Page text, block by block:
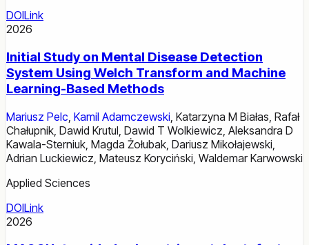
DOILink
2026
Initial Study on Mental Disease Detection
System Using Welch Transform and Machine
Learning-Based Methods
Mariusz Pelc Kamil Adamczewski Katarzyna M Białas Rafał
Chałupnik Dawid Krutul Dawid T Wolkiewicz Aleksandra D
Kawala-Sterniuk Magda Żołubak Dariusz Mikołajewski
Adrian Luckiewicz Mateusz Koryciński Waldemar Karwowski
Applied Sciences
DOILink
2026